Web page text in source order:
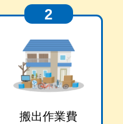
2
搬出作業費